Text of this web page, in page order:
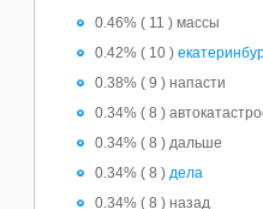
0.46% ( 11 ) массы
0.42% ( 10 )
0.38% ( 9 ) напасти
0.34% ( 8 )
0.34% ( 8 ) дальше
0.34% ( 8 )дела
0.34% ( 8 ) назад